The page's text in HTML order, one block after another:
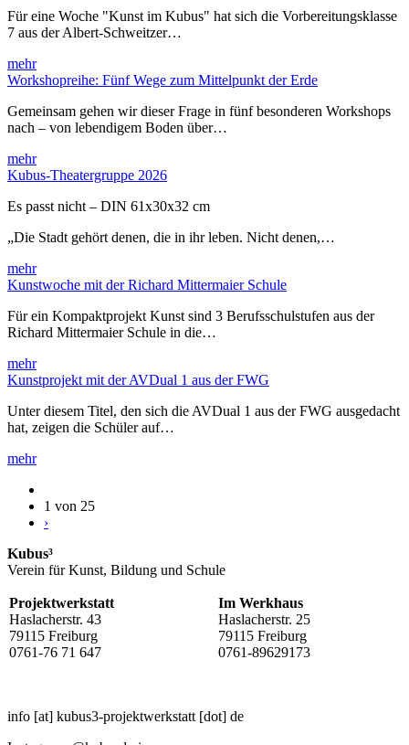
Für eine Woche "Kunst im Kubus" hat sich die Vorbereitungsklasse
7 aus der Albert-Schweitzer…
mehr
Workshopreihe: Fünf Wege zum Mittelpunkt der Erde
Gemeinsam gehen wir dieser Frage in fünf besonderen Workshops
nach – von lebendigem Boden über…
mehr
Kubus-Theatergruppe 2026
Es passt nicht – DIN 61x30x32 cm
„Die Stadt gehört denen, die in ihr leben. Nicht denen,…
mehr
Kunstwoche mit der Richard Mittermaier Schule
Für ein Kompaktprojekt Kunst sind 3 Berufsschulstufen aus der
Richard Mittermaier Schule in die…
mehr
Kunstprojekt mit der AVDual 1 aus der FWG
Unter diesem Titel, den sich die AVDual 1 aus der FWG ausgedacht
hat, zeigen die Schüler auf…
mehr
1 von 25
›
Kubus³
Verein für Kunst, Bildung und Schule
Projektwerkstatt
Haslacherstr. 43
79115 Freiburg
0761-76 71 647
Im Werkhaus
Haslacherstr. 25
79115 Freiburg
0761-89629173
info [at] kubus3-projektwerkstatt [dot] de